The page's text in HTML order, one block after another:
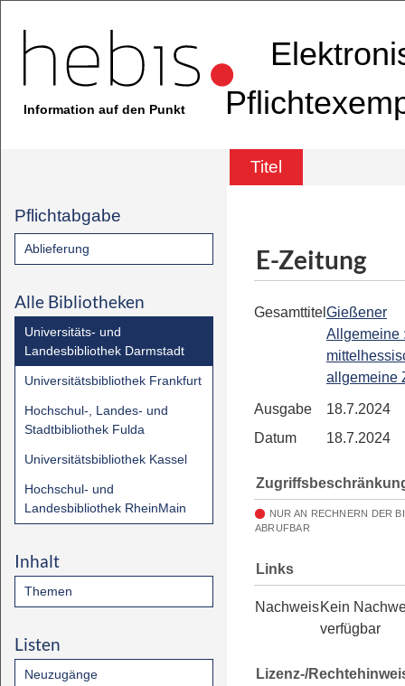
Information auf den Punkt
Titel
Pflichtabgabe
Ablieferung
Alle Bibliotheken
Universitäts- und
Landesbibliothek Darmstadt
Universitätsbibliothek Frankfurt
Hochschul-, Landes- und
Stadtbibliothek Fulda
Universitätsbibliothek Kassel
Hochschul- und
Landesbibliothek RheinMain
Inhalt
Themen
Listen
Neuzugänge
E-Zeitung
Gesamttitel Gießener
Allgemeine
allgemeine
Ausgabe
18.7.2024
Datum
18.7.2024
NUR AN RECHNERN DER
ABRUFBAR
Links
NachweisKein
verfügbar
Lizenz-/